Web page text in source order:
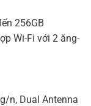
256GB
Wi-Fi với 2 ăng-
n, Dual Antenna